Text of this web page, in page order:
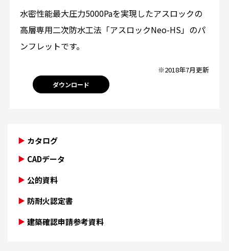
水密性能最大圧力5000Paを実現したアスロックの
高層専用二次防水工法「アスロックNeo-HS」のパ
ンフレットです。
※2018年7月更新
ダウンロード
カタログ
CADデータ
公的資料
防耐火認定書
建築確認申請参考資料